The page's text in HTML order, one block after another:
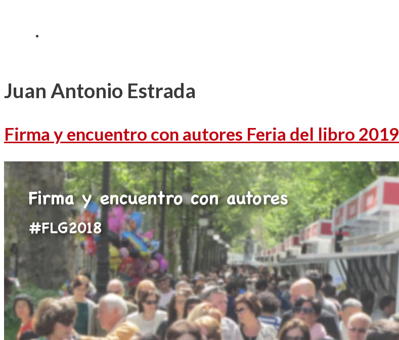
Juan Antonio Estrada
Firma y encuentro con autores Feria del libro 2019